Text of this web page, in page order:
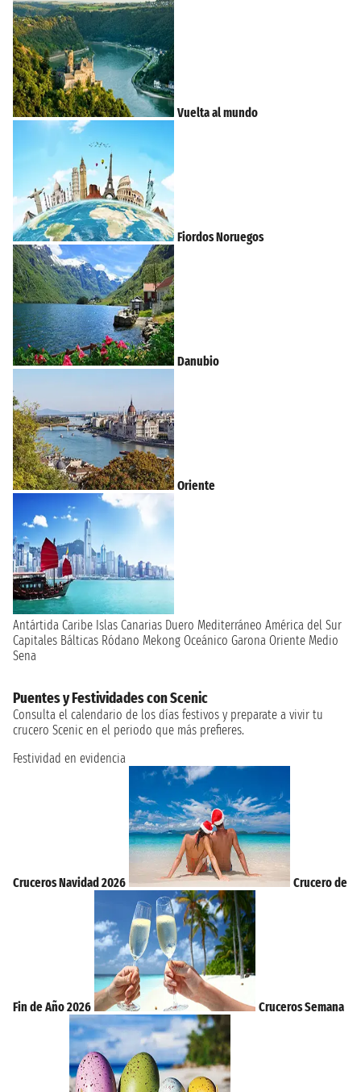
Vuelta al mundo
Fiordos Noruegos
Danubio
Oriente
Antártida Caribe Islas Canarias Duero Mediterráneo América del Sur
Capitales Bálticas Ródano Mekong Oceánico Garona Oriente Medio
Sena
Puentes y Festividades con Scenic
Consulta el calendario de los días festivos y preparate a vivir tu
crucero Scenic en el periodo que más prefieres.
Festividad en evidencia
Cruceros Navidad 2026 Crucero de
Fin de Año 2026 Cruceros Semana